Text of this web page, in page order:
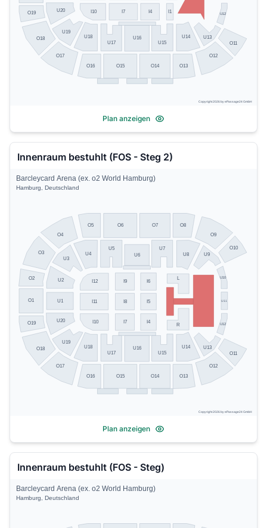
O19
O18
O17
O16
O15 O14 O13
O12
O11
U20
U19
U18
U17
U16
U15
U14 U13
U12
I1
I4
I7
I10
Copyright 2026 by ePassage24 GmbH
Plan anzeigen
Innenraum bestuhlt (FOS - Steg 2)
O19
O18
O17
O16
O15 O14 O13
O12
O11
O10
O9
O8
O7
O6
O5
O4
O3
O2
O1
U20
U19
U18
U17
U16
U15
U14 U13
U12
U11
U10
U9
U8
U7
U6
U5
U4
U3
U2
U1
I10
I11
I12
I7
I8
I9
I4
I5
I6
L
R
Barcleycard Arena (ex. o2 World Hamburg)
Hamburg, Deutschland
Copyright 2026 by ePassage24 GmbH
Plan anzeigen
Innenraum bestuhlt (FOS - Steg)
Barcleycard Arena (ex. o2 World Hamburg)
Hamburg, Deutschland